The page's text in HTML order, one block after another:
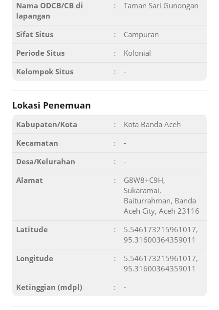
Nama ODCB/CB di
lapangan
: Taman Sari Gunongan
Sifat Situs :
Campuran
Periode Situs
:
Kolonial
Kelompok Situs
: -
Lokasi Penemuan
Kabupaten/Kota :
Kota Banda Aceh
Kecamatan
:
-
Desa/Kelurahan
:
-
Alamat
:
G8W8+C9H,
Sukaramai,
Baiturrahman, Banda
Aceh City, Aceh 23116
Latitude
:
5.546173215961017,
95.31600364359011
Longitude
:
5.546173215961017,
95.31600364359011
Ketinggian (mdpl)
: -